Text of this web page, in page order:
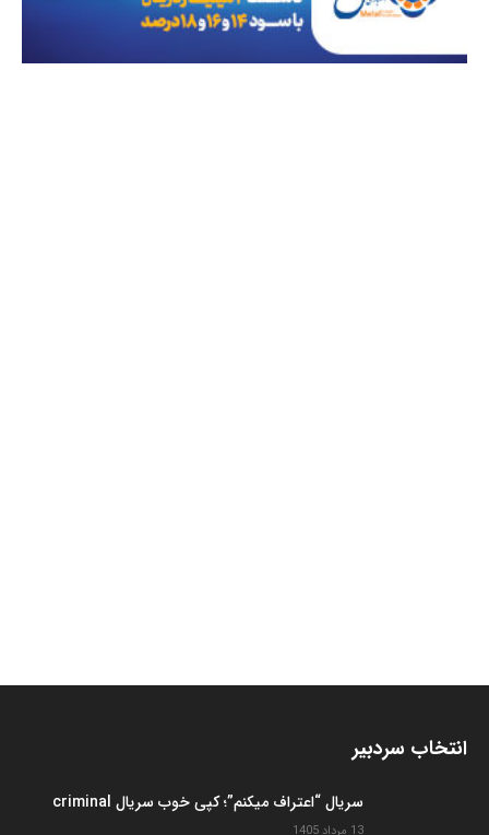
انتخاب سردبیر
سریال “اعتراف میکنم”؛ کپی خوب سریال criminal
13 مرداد 1405